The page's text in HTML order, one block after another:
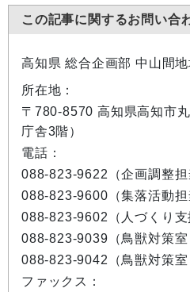
この記事に関するお問い合
高知県 総合企画部 中山間
所在地：
〒780-8570 高知県高知市
庁舎3階）
電話：
088-823-9622（企画調整担
088-823-9600（集落活動担
088-823-9602（人づくり支
088-823-9039（鳥獣対策室
088-823-9042（鳥獣対策室
ファックス：